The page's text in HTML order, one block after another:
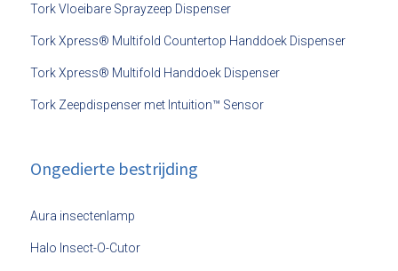
Tork Vloeibare Sprayzeep Dispenser
Tork Xpress® Multifold Countertop Handdoek Dispenser
Tork Xpress® Multifold Handdoek Dispenser
Tork Zeepdispenser met Intuition™ Sensor
Ongedierte bestrijding
Aura insectenlamp
Halo Insect-O-Cutor